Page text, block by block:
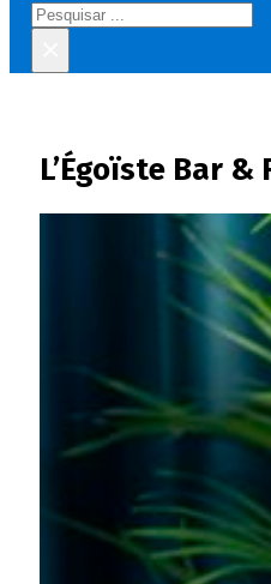
Pesquisar
L’Égoïste Bar